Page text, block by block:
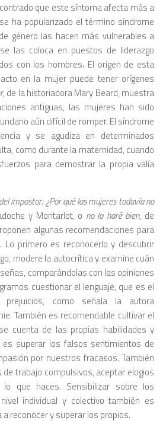
que este síntoma afecta más a
ha popularizado el término síndrome
género las hacen más vulnerables a
las coloca en puestos de liderazgo
con los hombres. El origen de esta
en la mujer puede tener orígenes
, de la historiadora Mary Beard, muestra
antiguas, las mujeres han sido
aún difícil de romper. El síndrome
y se agudiza en determinados
como durante la maternidad, cuando
para demostrar la propia valía
impostor: ¿Por qué las mujeres todavía no
y Montarlot, o no lo haré bien, de
algunas recomendaciones para
primero es reconocerlo y descubrir
modere la autocrítica y examine cuán
comparándolas con las opiniones
cuestionar el lenguaje, que es el
prejuicios, como señala la autora
También es recomendable cultivar el
cuenta de las propias habilidades y
superar los falsos sentimientos de
por nuestros fracasos. También
trabajo compulsivos, aceptar elogios
que haces. Sensibilizar sobre los
individual y colectivo también es
reconocer y superar los propios.